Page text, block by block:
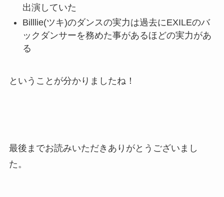
出演していた
Billlie(ツキ)のダンスの実力は過去にEXILEのバ
ックダンサーを務めた事があるほどの実力があ
る
ということが分かりましたね！
最後までお読みいただきありがとうございまし
た。